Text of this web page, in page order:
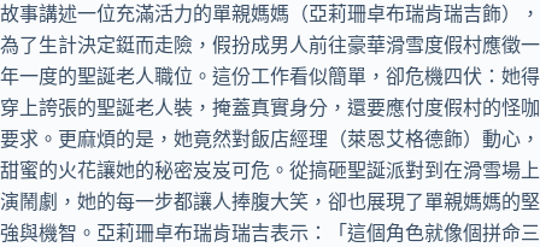
故事講述一位充滿活力的單親媽媽（亞莉珊卓布瑞肯瑞吉飾），
為了生計決定鋌而走險，假扮成男人前往豪華滑雪度假村應徵一
年一度的聖誕老人職位。這份工作看似簡單，卻危機四伏：她得
穿上誇張的聖誕老人裝，掩蓋真實身分，還要應付度假村的怪咖
要求。更麻煩的是，她竟然對飯店經理（萊恩艾格德飾）動心，
甜蜜的火花讓她的秘密岌岌可危。從搞砸聖誕派對到在滑雪場上
演鬧劇，她的每一步都讓人捧腹大笑，卻也展現了單親媽媽的堅
強與機智。亞莉珊卓布瑞肯瑞吉表示：「這個角色就像個拼命三